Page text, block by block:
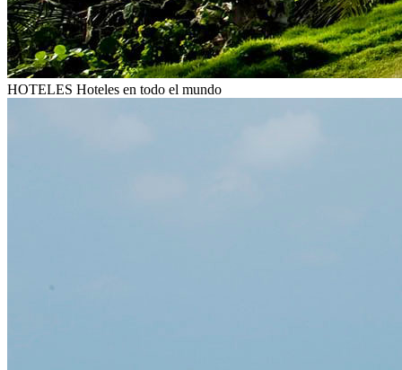
HOTELES Hoteles en todo el mundo